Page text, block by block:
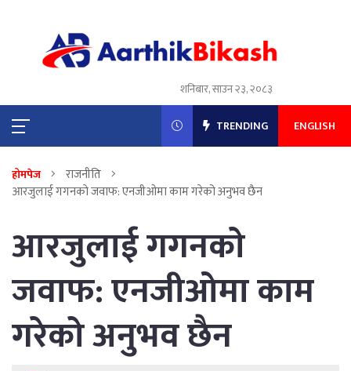
शनिबार, साउन २३, २०८३
TRENDING ENGLISH
होमपेज
राजनीति
आरजुलाई गगनकाे जवाफ: एनजीओमा काम गरेको अनुभव छैन
आरजुलाई गगनकाे
जवाफ: एनजीओमा काम
गरेको अनुभव छैन